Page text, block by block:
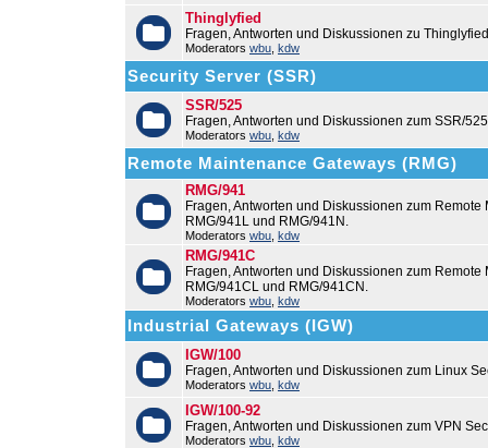
Thinglyfied
Fragen, Antworten und Diskussionen zu Thinglyfied
Moderators wbu kdw
Security Server (SSR)
SSR/525
Fragen, Antworten und Diskussionen zum SSR/525
Moderators wbu kdw
Remote Maintenance Gateways (RMG)
RMG/941
Fragen, Antworten und Diskussionen zum
RMG/941L und RMG/941N.
Moderators wbu kdw
RMG/941C
Fragen, Antworten und Diskussionen zum
RMG/941CL und RMG/941CN.
Moderators wbu kdw
Industrial Gateways (IGW)
IGW/100
Fragen, Antworten und Diskussionen zum Linux
Moderators wbu kdw
IGW/100-92
Fragen, Antworten und Diskussionen zum VPN
Moderators wbu kdw